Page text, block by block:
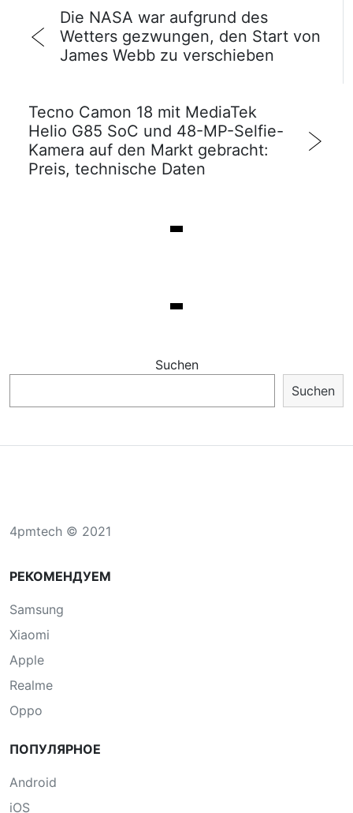
Die NASA war aufgrund des
Wetters gezwungen, den Start von
James Webb zu verschieben
Tecno Camon 18 mit MediaTek
Helio G85 SoC und 48-MP-Selfie-
Kamera auf den Markt gebracht:
Preis, technische Daten
Suchen
Suchen
4pmtech © 2021
РЕКОМЕНДУЕМ
Samsung
Xiaomi
Apple
Realme
Oppo
ПОПУЛЯРНОЕ
Android
iOS